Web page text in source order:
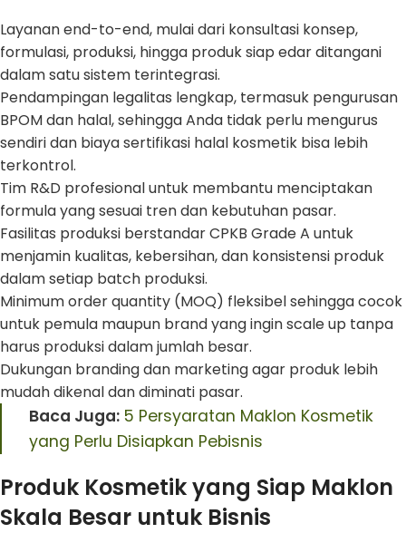
Layanan end-to-end, mulai dari konsultasi konsep,
formulasi, produksi, hingga produk siap edar ditangani
dalam satu sistem terintegrasi.
Pendampingan legalitas lengkap, termasuk pengurusan
BPOM dan halal, sehingga Anda tidak perlu mengurus
sendiri dan biaya sertifikasi halal kosmetik bisa lebih
terkontrol.
Tim R&D profesional untuk membantu menciptakan
formula yang sesuai tren dan kebutuhan pasar.
Fasilitas produksi berstandar CPKB Grade A untuk
menjamin kualitas, kebersihan, dan konsistensi produk
dalam setiap batch produksi.
Minimum order quantity (MOQ) fleksibel sehingga cocok
untuk pemula maupun brand yang ingin scale up tanpa
harus produksi dalam jumlah besar.
Dukungan branding dan marketing agar produk lebih
mudah dikenal dan diminati pasar.
Baca Juga: 5 Persyaratan Maklon Kosmetik
yang Perlu Disiapkan Pebisnis
Produk Kosmetik yang Siap Maklon
Skala Besar untuk Bisnis